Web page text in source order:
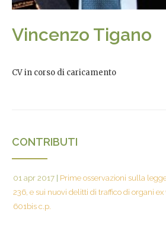
Vincenzo Tigano
CV in corso di caricamento
CONTRIBUTI
01 apr 2017 | Prime osservazioni sulla
236, e sui nuovi delitti di traffico di organi ex
601bis c.p.